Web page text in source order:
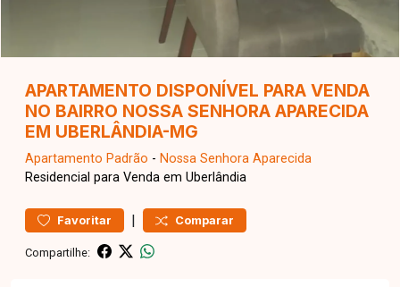
APARTAMENTO DISPONÍVEL PARA VENDA
NO BAIRRO NOSSA SENHORA APARECIDA
EM UBERLÂNDIA-MG
Apartamento Padrão - Nossa Senhora Aparecida
Residencial para Venda em Uberlândia
Favoritar | Comparar
Compartilhe: